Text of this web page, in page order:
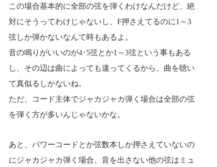
この場合基本的に全部の弦を弾くわけなんだけど、絶
対にそうってわけじゃないし、F押さえてるのに1～3
弦しか弾かないなんて時もあるよ。
音の鳴りがいいのが4･5弦とか1～3弦という事もある
し、その辺は曲によっても違ってくるから、曲を聴い
て真似るしかないね。
ただ、コード主体でジャカジャカ弾く場合は全部の弦
を弾く方が多いんじゃないかな。
あと、パワーコードとか弦数本しか押さえていないの
にジャカジャカ弾く場合、音を出さない他の弦はミュ